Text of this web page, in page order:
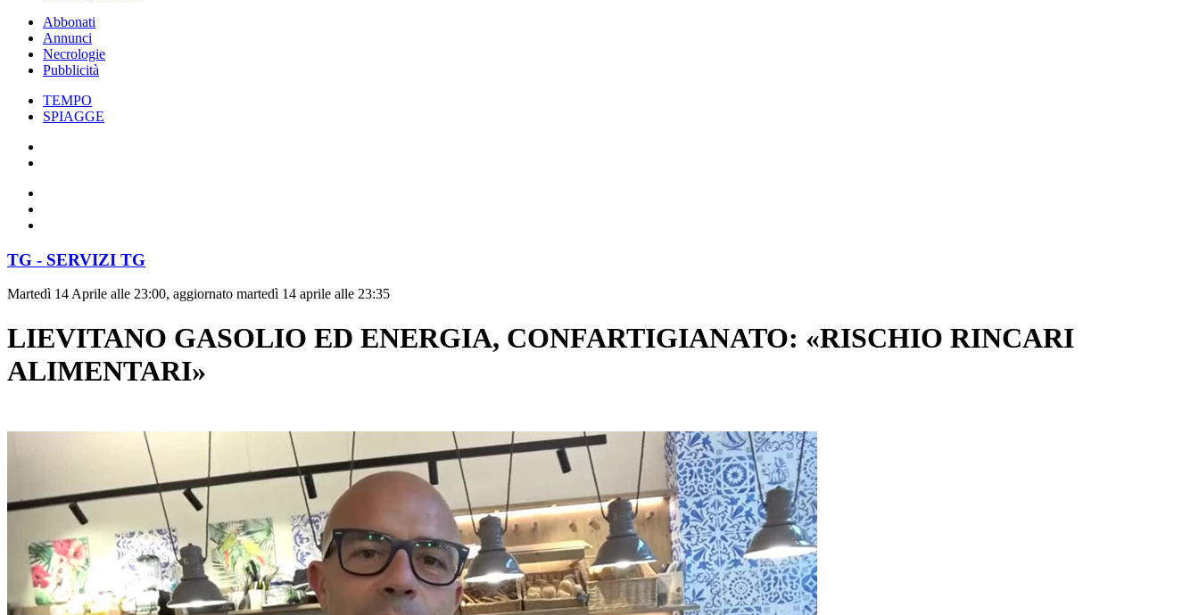
Abbonati
Annunci
Necrologie
Pubblicità
TEMPO
SPIAGGE
TG - SERVIZI TG
Martedì 14 Aprile alle 23:00, aggiornato martedì 14 aprile alle 23:35
LIEVITANO GASOLIO ED ENERGIA, CONFARTIGIANATO: «RISCHIO RINCARI
ALIMENTARI»